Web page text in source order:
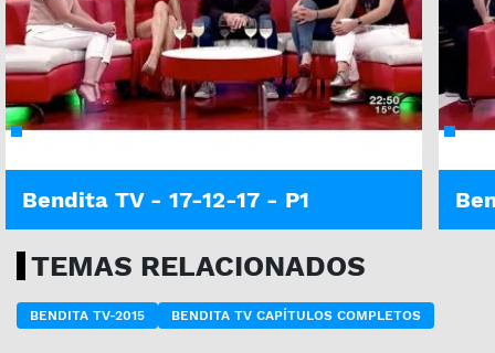
Bendita TV - 17-12-17 - P1
TEMAS RELACIONADOS
BENDITA TV-2015 BENDITA TV CAPÍTULOS COMPLETOS